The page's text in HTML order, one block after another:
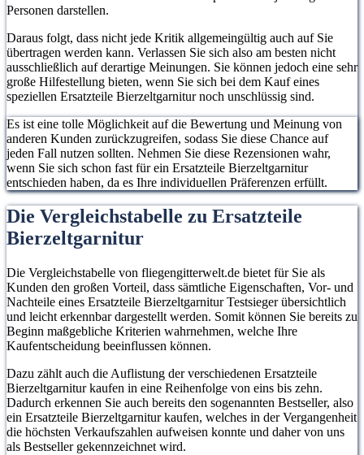
Personen darstellen.
Daraus folgt, dass nicht jede Kritik allgemeingültig auch auf Sie
übertragen werden kann. Verlassen Sie sich also am besten nicht
ausschließlich auf derartige Meinungen. Sie können jedoch eine sehr
große Hilfestellung bieten, wenn Sie sich bei dem Kauf eines
speziellen Ersatzteile Bierzeltgarnitur noch unschlüssig sind.
Es ist eine tolle Möglichkeit auf die Bewertung und Meinung von
anderen Kunden zurückzugreifen, sodass Sie diese Chance auf
jeden Fall nutzen sollten. Nehmen Sie diese Rezensionen wahr,
wenn Sie sich schon fast für ein Ersatzteile Bierzeltgarnitur
entschieden haben, da es Ihre individuellen Präferenzen erfüllt.
Die Vergleichstabelle zu Ersatzteile
Bierzeltgarnitur
Die Vergleichstabelle von fliegengitterwelt.de bietet für Sie als
Kunden den großen Vorteil, dass sämtliche Eigenschaften, Vor- und
Nachteile eines Ersatzteile Bierzeltgarnitur Testsieger übersichtlich
und leicht erkennbar dargestellt werden. Somit können Sie bereits zu
Beginn maßgebliche Kriterien wahrnehmen, welche Ihre
Kaufentscheidung beeinflussen können.
Dazu zählt auch die Auflistung der verschiedenen Ersatzteile
Bierzeltgarnitur kaufen in eine Reihenfolge von eins bis zehn.
Dadurch erkennen Sie auch bereits den sogenannten Bestseller, also
ein Ersatzteile Bierzeltgarnitur kaufen, welches in der Vergangenheit
die höchsten Verkaufszahlen aufweisen konnte und daher von uns
als Bestseller gekennzeichnet wird.